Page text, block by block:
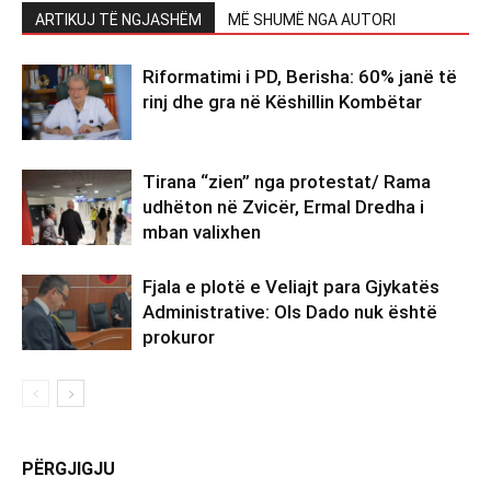
ARTIKUJ TË NGJASHËM MË SHUMË NGA AUTORI
Riformatimi i PD, Berisha: 60% janë të
rinj dhe gra në Këshillin Kombëtar
Tirana “zien” nga protestat/ Rama
udhëton në Zvicër, Ermal Dredha i
mban valixhen
Fjala e plotë e Veliajt para Gjykatës
Administrative: Ols Dado nuk është
prokuror
PËRGJIGJU